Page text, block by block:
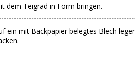
dem Teigrad in Form bringen.
ein mit Backpapier belegtes Blech